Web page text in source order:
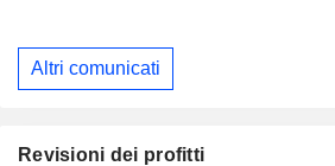
Altri comunicati
Revisioni dei profitti